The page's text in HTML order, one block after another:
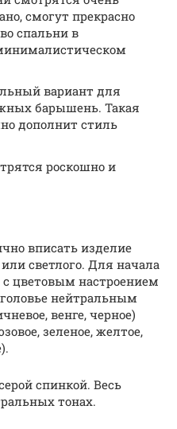
смогут прекрасно
спальни в
вариант для
барышень. Такая
дополнит стиль
роскошно и
вписать изделие
светлого. Для начала
цветовым настроением
нейтральным
венге, черное)
зеленое, желтое,
спинкой. Весь
тонах.